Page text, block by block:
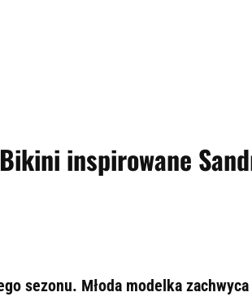
inspirowane
sezonu. Młoda modelka zachwyca